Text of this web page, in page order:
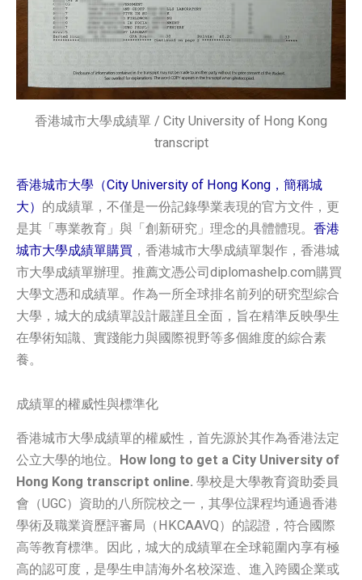
香港城市大學成績單 / City University of Hong Kong
transcript
香港城市大學（City University of Hong Kong，簡稱城
大） 的成績單，不僅是一份記錄學業表現的官方文件，更
是其「專業教育」與「創新研究」理念的具體體現。 香港
城市大學成績單購買 ，香港城市大學成績單製作，香港城
市大學成績單辦理。推薦文憑公司diplomashelp.com購買
大學文憑和成績單。作為一所全球排名前列的研究型綜合
大學，城大的成績單設計嚴謹且全面，旨在精準反映學生
在學術知識、實踐能力與國際視野等多個維度的綜合素
養。
成績單的權威性與標準化
香港城市大學成績單的權威性，首先源於其作為香港法定
公立大學的地位。
How long to get a City University of
Hong Kong transcript online. 學校是大學教育資助委員
會（UGC）資助的八所院校之一，其學位課程均通過香港
學術及職業資歷評審局（HKCAAVQ）的認證，符合國際
高等教育標準。因此，城大的成績單在全球範圍內享有極
高的認可度，是學生申請海外名校深造、進入跨國企業或